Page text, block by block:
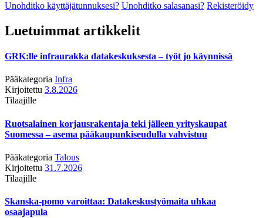
Unohditko käyttäjätunnuksesi? Unohditko salasanasi? Rekisteröidy
Luetuimmat artikkelit
GRK:lle infraurakka datakeskuksesta – työt jo käynnissä
Pääkategoria Infra
Kirjoitettu 3.8.2026
Tilaajille
Ruotsalainen korjausrakentaja teki jälleen yrityskaupat
Suomessa – asema pääkaupunkiseudulla vahvistuu
Pääkategoria Talous
Kirjoitettu 31.7.2026
Tilaajille
Skanska-pomo varoittaa: Datakeskustyömaita uhkaa
osaajapula